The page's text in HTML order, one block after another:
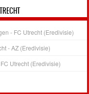
- FC Utrecht (Eredivisie)
- AZ (Eredivisie)
Utrecht (Eredivisie)